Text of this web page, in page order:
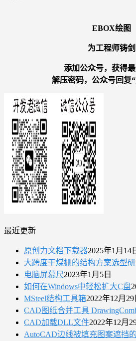
EBOX绘图
为工程师铸剑
添加公众号，获得
解压密码，公众号回复
最近更新
原创力文档下载器2025年1月14
大跨度干煤棚的结构方案选型
电脑屏幕尺2023年1月5日
如何在Windows中轻松扩大C盘
MSteel结构工具箱2022年12月29
CAD图纸合并工具
CAD加载DLL文件2022年12月
AutoCAD边线被填充图案遮挡